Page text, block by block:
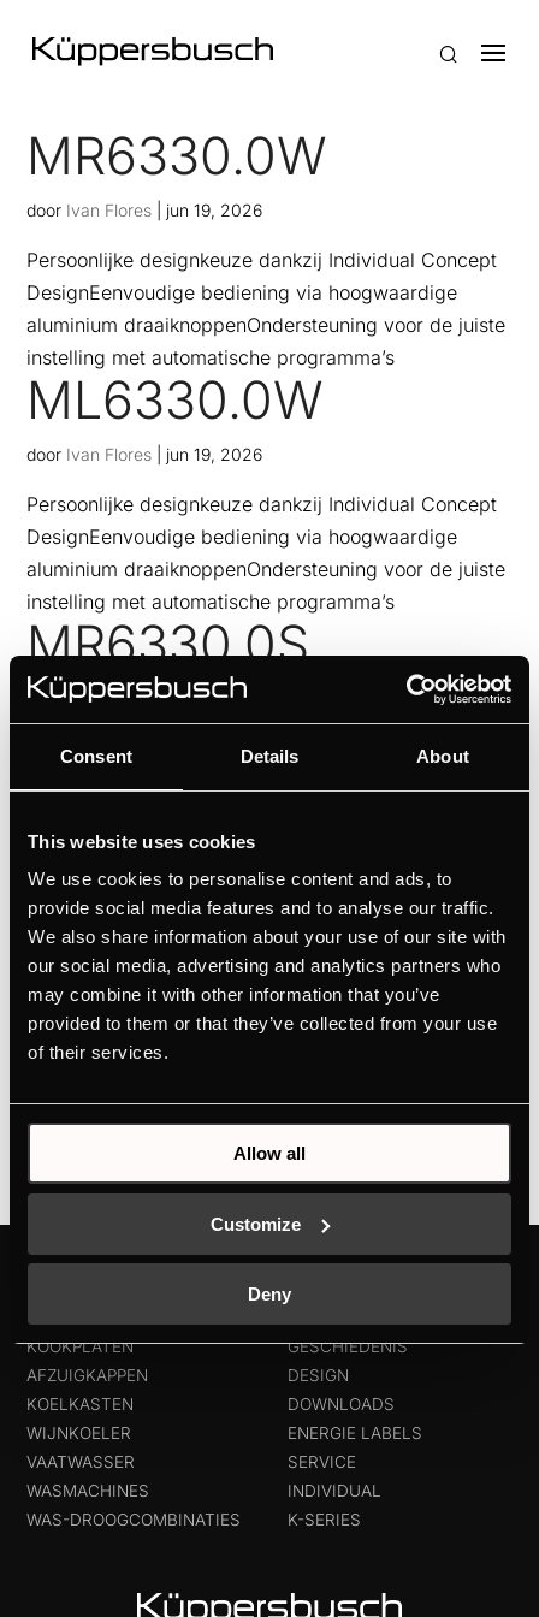
Consent Details About
This website uses cookies
We use cookies to personalise content and ads, to
provide social media features and to analyse our traffic.
We also share information about your use of our site with
our social media, advertising and analytics partners who
may combine it with other information that you’ve
provided to them or that they’ve collected from your use
of their services.
Allow all
Customize
Deny
MR6330.0W
door Ivan Flores jun 19, 2026
Persoonlijke designkeuze dankzij Individual Concept
DesignEenvoudige bediening via hoogwaardige
aluminium draaiknoppenOndersteuning voor de juiste
instelling met automatische programma’s
ML6330.0W
door Ivan Flores jun 19, 2026
Persoonlijke designkeuze dankzij Individual Concept
DesignEenvoudige bediening via hoogwaardige
aluminium draaiknoppenOndersteuning voor de juiste
instelling met automatische programma’s
MR6330.0S
doorIvan Flores|jun 19, 2026
Persoonlijke designkeuze dankzij Individual Concept
instelling met automatische programma’s
ML6330.0S
doorIvan Flores |jun 19, 2026
Persoonlijke designkeuze dankzij Individual Concept
DesignEenvoudige bediening via hoogwaardige
aluminium draaiknoppenOndersteuning voor de juiste
OVENS
KOOKPLATEN
AFZUIGKAPPEN
KOELKASTEN
WIJNKOELER
VAATWASSER
WASMACHINES
WAS-DROOGCOMBINATIES
GESCHIEDENIS
DESIGN
DOWNLOADS
ENERGIE LABELS
SERVICE
INDIVIDUAL
K-SERIES